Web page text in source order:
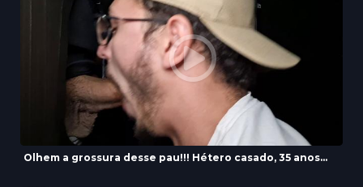
Olhem a grossura desse pau!!! Hétero casado, 35 anos...